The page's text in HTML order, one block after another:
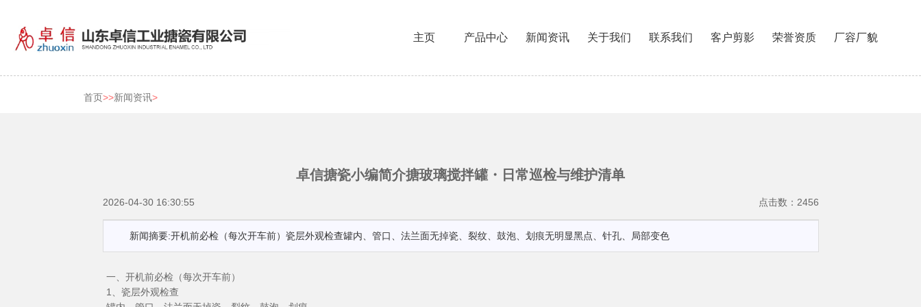
主页 产品中心 新闻资讯 关于我们 联系我们 客户剪影 荣誉资质 厂容厂貌
首页>>新闻资讯>
卓信搪瓷小编简介搪玻璃搅拌罐・日常巡检与维护清单
点击数：2456
2026-04-30 16:30:55
新闻摘要:开机前必检（每次开车前）瓷层外观检查罐内、管口、法兰面无掉瓷、裂纹、鼓泡、划痕无明显黑点、针孔、局部变色
一、开机前必检（每次开车前）
1、瓷层外观检查